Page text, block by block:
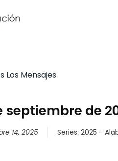
Los Mensajes
septiembre de
14, 2025 Series: 2025 -